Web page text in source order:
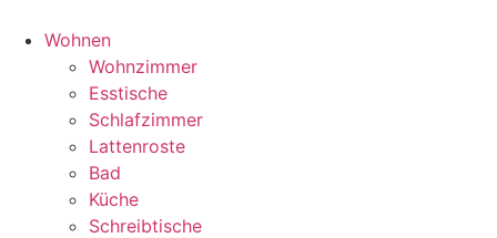
Wohnen
Wohnzimmer
Esstische
Schlafzimmer
Lattenroste
Bad
Küche
Schreibtische